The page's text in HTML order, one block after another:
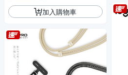
加入購物車